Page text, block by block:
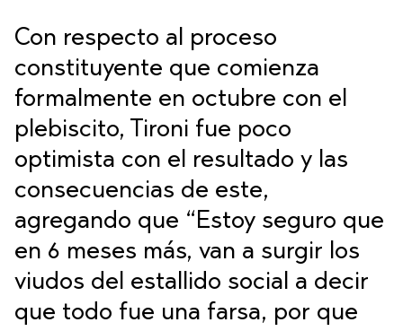
Con respecto al proceso
constituyente que comienza
formalmente en octubre con el
plebiscito, Tironi fue poco
optimista con el resultado y las
consecuencias de este,
agregando que “Estoy seguro que
en 6 meses más, van a surgir los
viudos del estallido social a decir
que todo fue una farsa, por que